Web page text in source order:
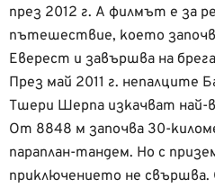
през 2012 г. А филмът е за
пътешествие, което
Еверест и завършва на
През май 2011 г. непалците
Тшери Шерпа изкачват най-
От 8848 м започва 30-
параплан-тандем. Но с
приключението не